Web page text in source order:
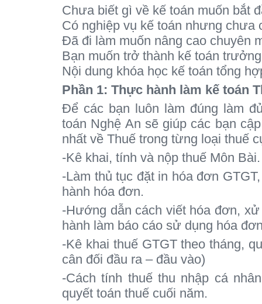
Chưa biết gì về kế toán muốn bắt
Có nghiệp vụ kế toán nhưng chưa
Đã đi làm muốn nâng cao chuyên
Bạn muốn trở thành kế toán
Nội dung khóa học kế toán tổng
Phần 1: Thực hành làm kế toán
Để các bạn luôn làm đúng làm
toán Nghệ An sẽ giúp các bạn
nhất về Thuế trong từng loại thuế
-Kê khai, tính và nộp thuế Môn Bài.
-Làm thủ tục đặt in hóa đơn
hành hóa đơn.
-Hướng dẫn cách viết hóa đơn,
hành làm báo cáo sử dụng hóa
-Kê khai thuế GTGT theo tháng,
cân đối đầu ra – đầu vào)
-Cách tính thuế thu nhập cá
quyết toán thuế cuối năm.